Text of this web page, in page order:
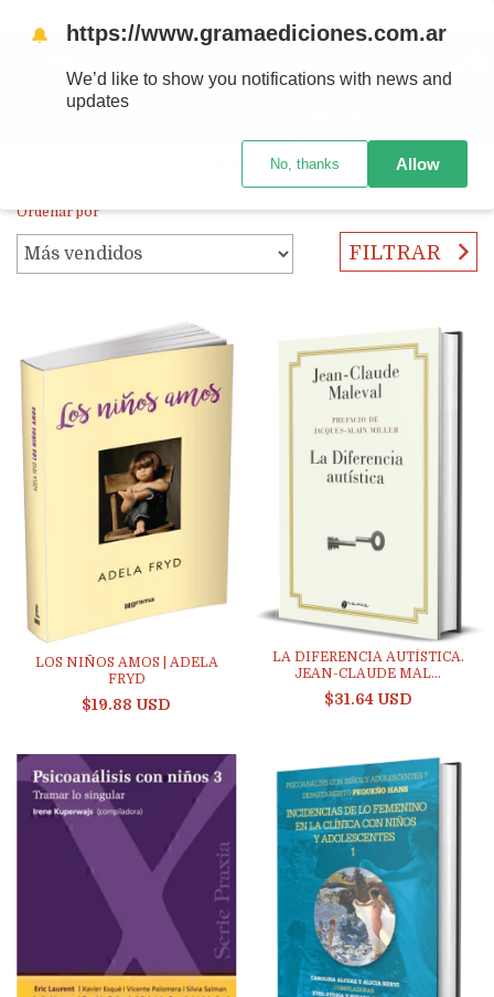
CLÍNICA CON NIÑOS
Ordenar por
FILTRAR
LOS NIÑOS AMOS | ADELA
FRYD
$19.88 USD
LA DIFERENCIA AUTÍSTICA.
JEAN-CLAUDE MAL...
$31.64 USD
🔔 https://www.gramaediciones.com.ar
We’d like to show you notifications with news and
updates
No, thanks Allow